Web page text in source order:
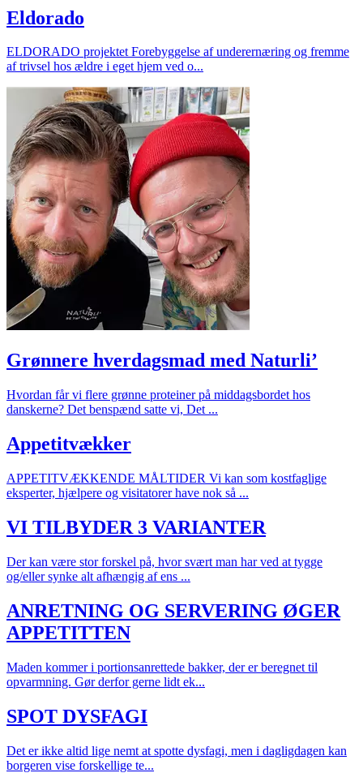
Eldorado
ELDORADO projektet Forebyggelse af underernæring og fremme
af trivsel hos ældre i eget hjem ved o...
Grønnere hverdagsmad med Naturli’
Hvordan får vi flere grønne proteiner på middagsbordet hos
danskerne? Det benspænd satte vi, Det ...
Appetitvækker
APPETITVÆKKENDE MÅLTIDER Vi kan som kostfaglige
eksperter, hjælpere og visitatorer have nok så ...
VI TILBYDER 3 VARIANTER
Der kan være stor forskel på, hvor svært man har ved at tygge
og/eller synke alt afhængig af ens ...
ANRETNING OG SERVERING ØGER
APPETITTEN
Maden kommer i portionsanrettede bakker, der er beregnet til
opvarmning. Gør derfor gerne lidt ek...
SPOT DYSFAGI
Det er ikke altid lige nemt at spotte dysfagi, men i dagligdagen kan
borgeren vise forskellige te...